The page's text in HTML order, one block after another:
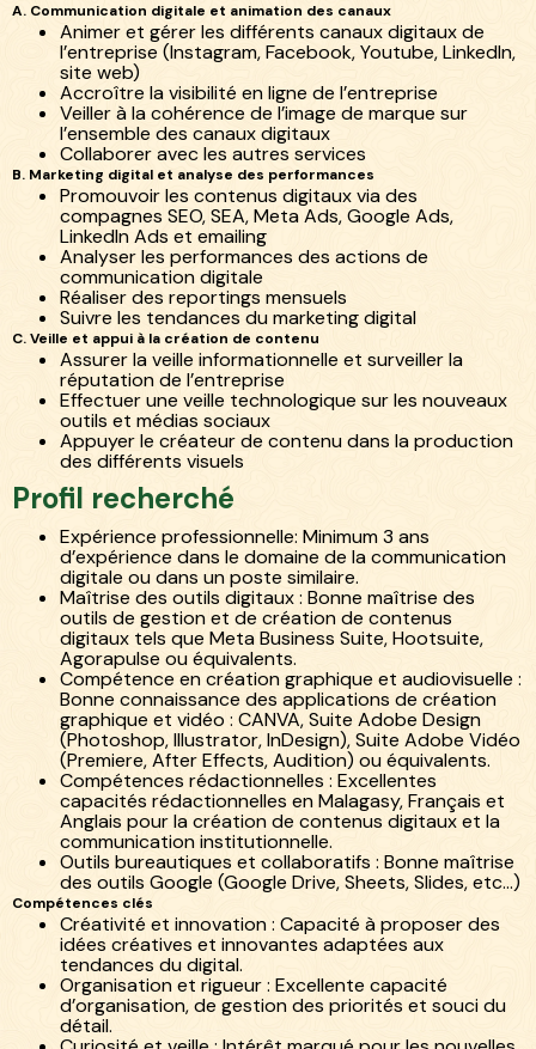
A. Communication digitale et animation des canaux
Animer et gérer les différents canaux digitaux de
l’entreprise (Instagram, Facebook, Youtube, LinkedIn,
site web)
Accroître la visibilité en ligne de l’entreprise
Veiller à la cohérence de l’image de marque sur
l’ensemble des canaux digitaux
Collaborer avec les autres services
B. Marketing digital et analyse des performances
Promouvoir les contenus digitaux via des
compagnes SEO, SEA, Meta Ads, Google Ads,
LinkedIn Ads et emailing
Analyser les performances des actions de
communication digitale
Réaliser des reportings mensuels
Suivre les tendances du marketing digital
C. Veille et appui à la création de contenu
Assurer la veille informationnelle et surveiller la
réputation de l’entreprise
Effectuer une veille technologique sur les nouveaux
outils et médias sociaux
Appuyer le créateur de contenu dans la production
des différents visuels
Profil recherché
Expérience professionnelle: Minimum 3 ans
d’expérience dans le domaine de la communication
digitale ou dans un poste similaire.
Maîtrise des outils digitaux : Bonne maîtrise des
outils de gestion et de création de contenus
digitaux tels que Meta Business Suite, Hootsuite,
Agorapulse ou équivalents.
Compétence en création graphique et audiovisuelle :
Bonne connaissance des applications de création
graphique et vidéo : CANVA, Suite Adobe Design
(Photoshop, Illustrator, InDesign), Suite Adobe Vidéo
(Premiere, After Effects, Audition) ou équivalents.
Compétences rédactionnelles : Excellentes
capacités rédactionnelles en Malagasy, Français et
Anglais pour la création de contenus digitaux et la
communication institutionnelle.
Outils bureautiques et collaboratifs : Bonne maîtrise
des outils Google (Google Drive, Sheets, Slides, etc…)
Compétences clés
Créativité et innovation : Capacité à proposer des
idées créatives et innovantes adaptées aux
tendances du digital.
Organisation et rigueur : Excellente capacité
d’organisation, de gestion des priorités et souci du
détail.